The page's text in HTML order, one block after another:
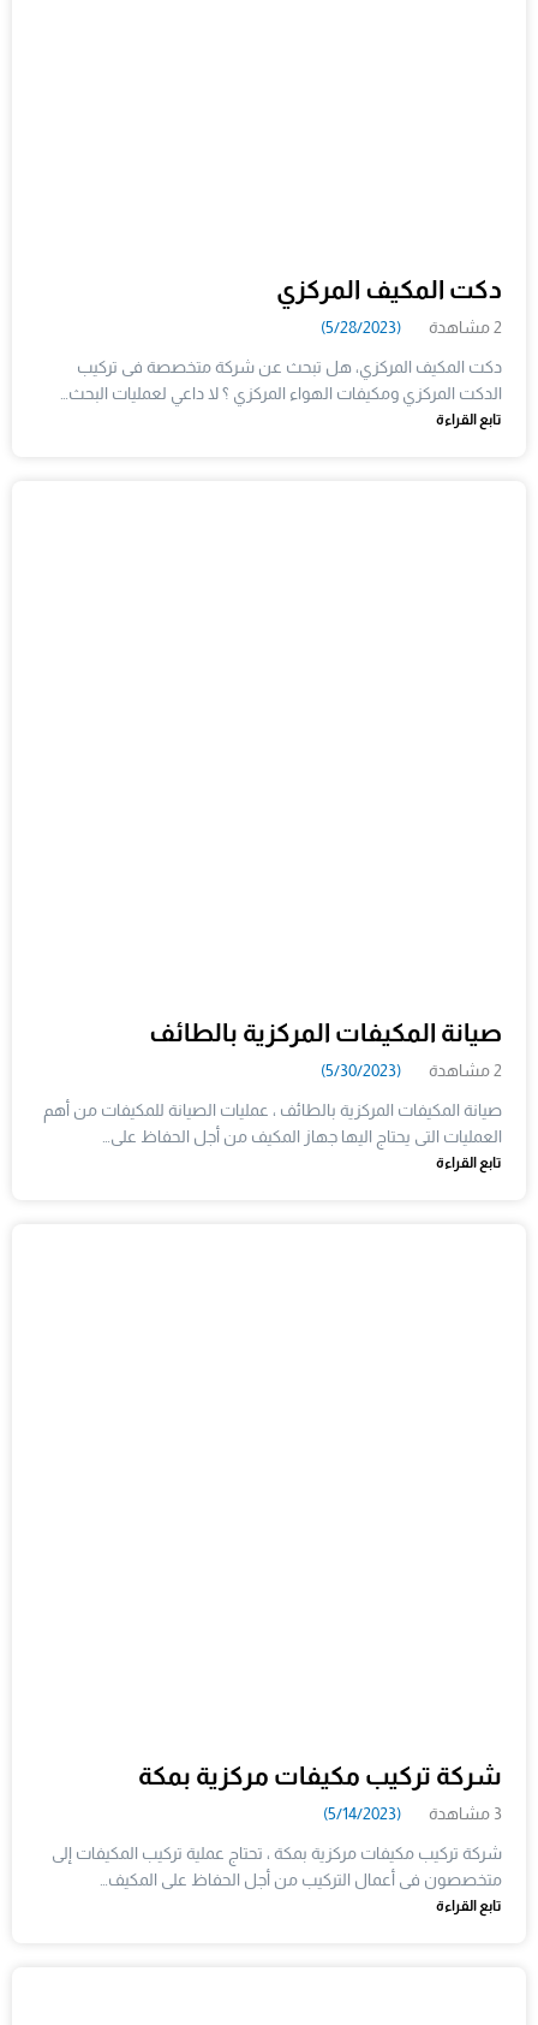
دكت المكيف المركزي
2 مشاهدة (5/28/2023)
دكت المكيف المركزي، هل تبحث عن شركة متخصصة فى تركيب
الدكت المركزي ومكيفات الهواء المركزي ؟ لا داعي لعمليات البحث…
تابع القراءة
صيانة المكيفات المركزية بالطائف
2 مشاهدة (5/30/2023)
صيانة المكيفات المركزية بالطائف ، عمليات الصيانة للمكيفات من أهم
العمليات التى يحتاج اليها جهاز المكيف من أجل الحفاظ على…
تابع القراءة
شركة تركيب مكيفات مركزية بمكة
3 مشاهدة (5/14/2023)
شركة تركيب مكيفات مركزية بمكة ، تحتاج عملية تركيب المكيفات إلى
متخصصون فى أعمال التركيب من أجل الحفاظ على المكيف…
تابع القراءة